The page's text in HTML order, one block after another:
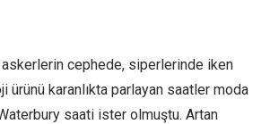
cephede, siperlerinde iken
ürünü karanlıkta parlayan saatler moda
saati ister olmuştu. Artan